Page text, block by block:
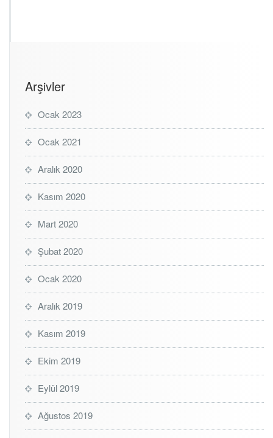
Arşivler
Ocak 2023
Ocak 2021
Aralık 2020
Kasım 2020
Mart 2020
Şubat 2020
Ocak 2020
Aralık 2019
Kasım 2019
Ekim 2019
Eylül 2019
Ağustos 2019